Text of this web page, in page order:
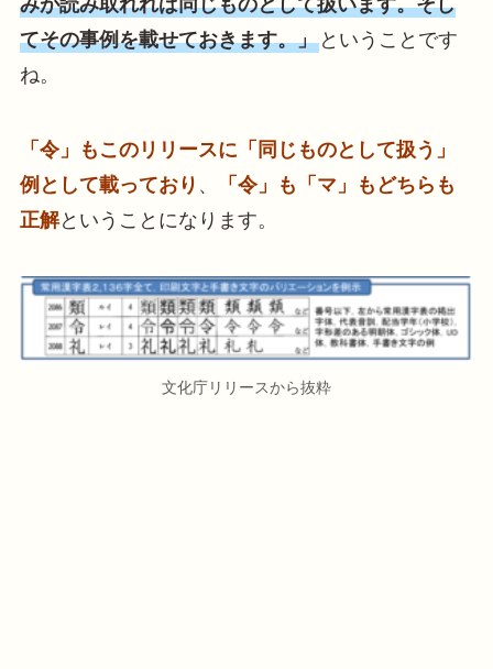
てその事例を載せておきます。」ということです
ね。
「令」もこのリリースに「同じものとして扱う」
例として載っており 、
「令」も「マ」もどちらも
正解ということになります。
文化庁リリースから抜粋